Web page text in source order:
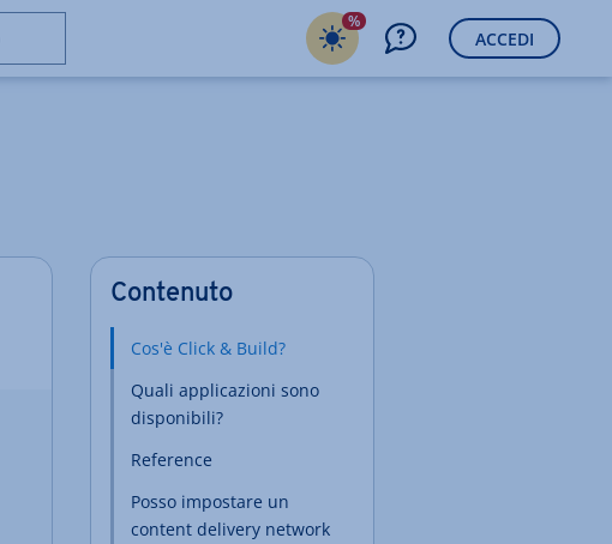
%
ACCEDI
Contenuto
Cos'è Click & Build?
Quali applicazioni sono
disponibili?
Reference
Posso impostare un
content delivery network